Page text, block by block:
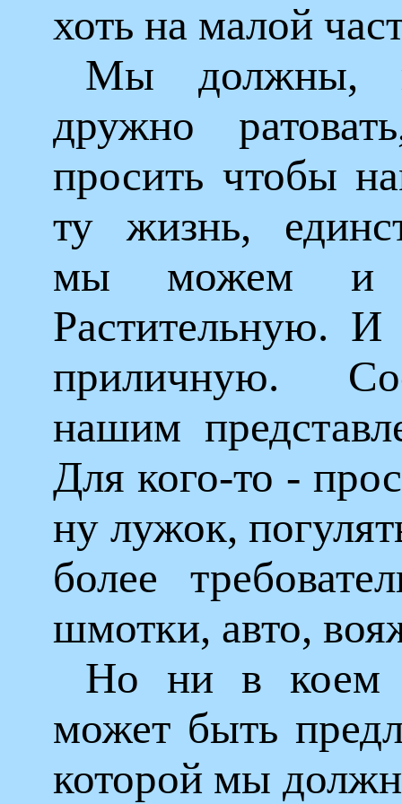
хоть на малой
Мы должны,
дружно
просить чтобы
ту жизнь,
мы можем и
Растительную. И
приличную.
нашим
Для кого-то -
ну лужок,
более
шмотки, авто,
Но ни в коем
может быть
которой мы